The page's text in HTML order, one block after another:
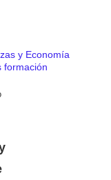
y Economía
formación